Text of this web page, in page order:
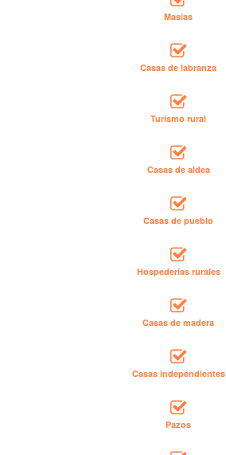
Masías
Casas de labranza
Turismo rural
Casas de aldea
Casas de pueblo
Hospederías rurales
Casas de madera
Casas independientes
Pazos